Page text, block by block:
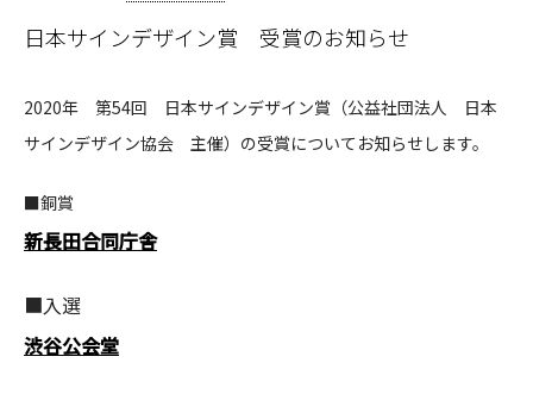
CORPORATE
RECRUIT
日本サインデザイン賞 受賞のお知らせ
2020年 第54回 日本サインデザイン賞（公益社団法人 日本
サインデザイン協会 主催）の受賞についてお知らせします。
■銅賞
新長田合同庁舎
■入選
渋谷公会堂